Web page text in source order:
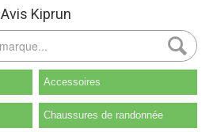
Avis Kiprun
Accessoires
Chaussures de randonnée